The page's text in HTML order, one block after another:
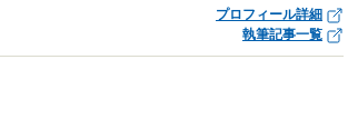
プロフィール詳細
執筆記事一覧